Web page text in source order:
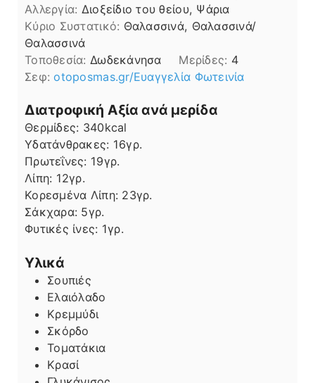
Αλλεργία: Διοξείδιο του θείου, Ψάρια
Kύριο Συστατικό: Θαλασσινά, Θαλασσινά/
Θαλασσινά
Τοποθεσία: Δωδεκάνησα Μερίδες: 4
Σεφ:otoposmas.gr/Ευαγγελία Φωτεινία
Διατροφική Αξία ανά μερίδα
Θερμίδες: 340kcal
Υδατάνθρακες: 16γρ.
Πρωτεΐνες: 19γρ.
Λίπη
Λίπη: 12γρ.
Κορεσμένα Λίπη: 23γρ.
Σάκχαρα: 5γρ.
Φυτικές ίνες: 1γρ.
Υλικά
Σουπιές
Ελαιόλαδο
Κρεμμύδι
Σκόρδο
Τοματάκια
Κρασί